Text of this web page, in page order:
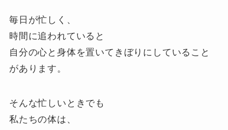
毎日が忙しく、
時間に追われていると
自分の心と身体を置いてきぼりにしていること
があります。
そんな忙しいときでも
私たちの体は、